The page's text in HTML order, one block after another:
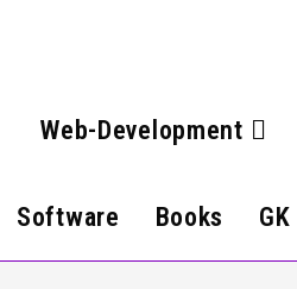
Web-Development
Software Books GK